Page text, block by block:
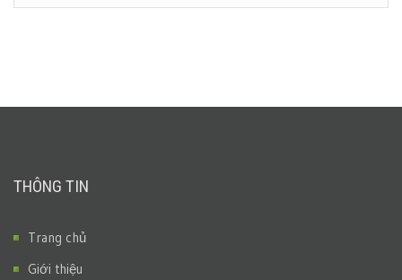
THÔNG TIN
Trang chủ
Giới thiệu